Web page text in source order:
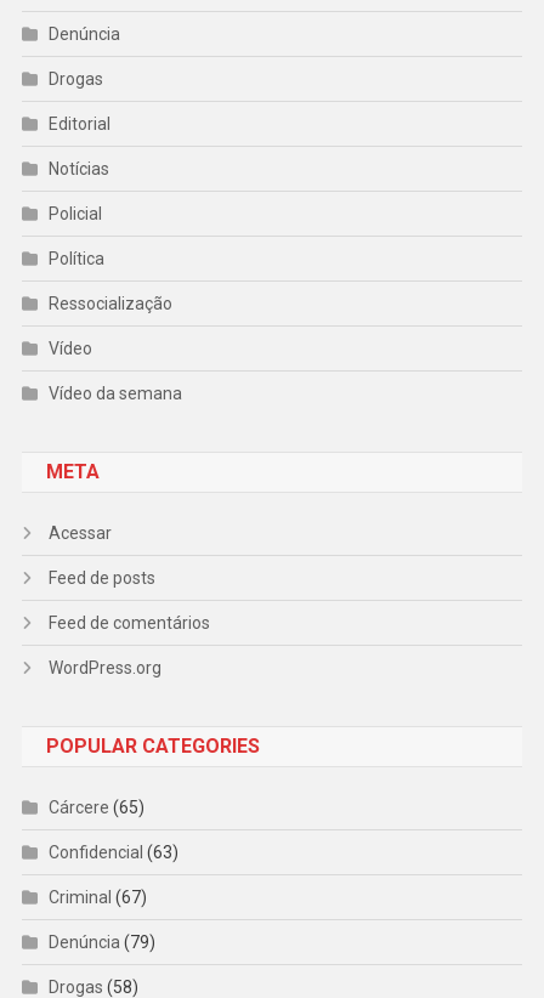
Denúncia
Drogas
Editorial
Notícias
Policial
Política
Ressocialização
Vídeo
Vídeo da semana
META
Acessar
Feed de posts
Feed de comentários
WordPress.org
POPULAR CATEGORIES
Cárcere (65)
Confidencial (63)
Criminal (67)
Denúncia (79)
Drogas (58)